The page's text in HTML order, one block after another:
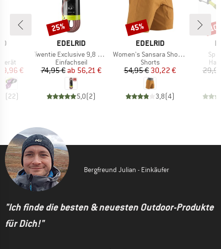
Preis
€
(22)
MARKE
EDELRID
Artikel
Twentie Exclusive 9,8 mm
Produktgruppe
Einfachseil
Preis
74,95 € reduzierter Preis
ab 56,21 €
5,0(2)
Rabatt
25%
MARKE
EDELRID
Artikel
Women's Sansara Shorts II
Produktgruppe
Shorts
Preis
54,95 € reduzierter Preis
30,22 €
3,8(4)
Rabatt
45%
Bergfreund Julian - Einkäufer
"Ich finde die besten & neuesten Outdoor-Produkte
für Dich!"